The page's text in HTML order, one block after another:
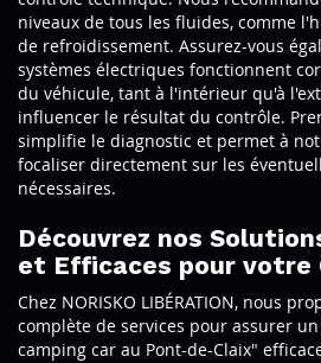
niveaux de tous les fluides, comme
de refroidissement. Assurez-vous
systèmes électriques fonctionnent
du véhicule, tant à l'intérieur qu'à
influencer le résultat du contrôle.
simplifie le diagnostic et permet à
focaliser directement sur les
nécessaires.
Découvrez nos
et Efficaces pour votre
Chez NORISKO LIBÉRATION, nous
complète de services pour assurer
camping car au Pont-de-Claix"